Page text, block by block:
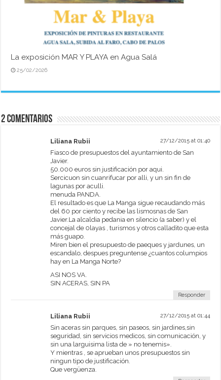
La exposición MAR Y PLAYA en Agua Salá
25/02/2026
2 comentarios
Liliana Rubii 27/12/2015 at 01:40
Fiasco de presupuestos del ayuntamiento de San
Javier.
50.000 euros sin justificación por aqui.
Sercicuon sin cuanrifucar por alli, y un sin fin de
lagunas por aculli.
menuda PANDA.
El resultado es que La Manga sigue recaudando más
del 60 por ciento y recibe las lismosnas de San
Javier.La alcaldia pedania en silencio (a saber) y el
concejal de 0layas , turismos y otros calladito que esta
más guapo.
Miren bien el presupuesto de paeques y jardunes, un
escandalo, despues preguntense ¿cuantos columpios
hay en La Manga Norte?
ASI NOS VA.
SIN ACERAS, SIN PA
Responder
Liliana Rubii 27/12/2015 at 01:44
Sin aceras sin parques, sin paseos, sin jardines,sin
seguridad, sin servicios medicos, sin comunicación, y
sin una larguisima lista de » no tenemis».
Y mientras , se aprueban unos presupuestos sin
ningun tipo de justificación.
Que vergüenza.